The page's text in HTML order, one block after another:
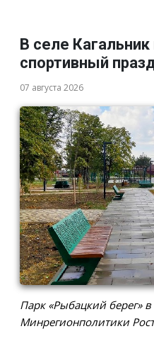
В селе
спортивный
07 августа 2026
Парк «Рыбацкий берег»
Минрегионполитики